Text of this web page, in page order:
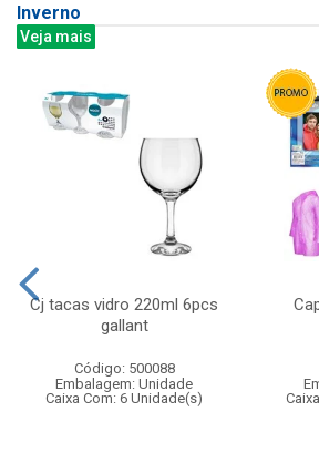
Inverno
Veja mais
Cj tacas vidro 220ml 6pcs
gallant
Código: 500088
Embalagem: Unidade
Caixa Com: 6 Unidade(s)